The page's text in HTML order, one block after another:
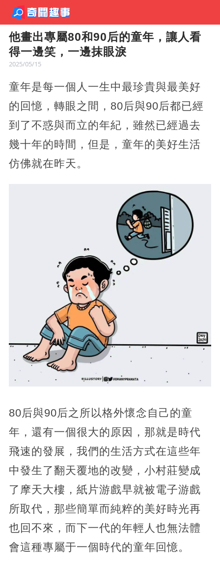
他畫出專屬80和90后的童年，讓人看
得一邊笑，一邊抹眼淚
2025/05/15
童年是每一個人一生中最珍貴與最美好
的回憶，轉眼之間，80后與90后都已經
到了不惑與而立的年紀，雖然已經過去
幾十年的時間，但是，童年的美好生活
仿佛就在昨天。
80后與90后之所以格外懷念自己的童
年，還有一個很大的原因，那就是時代
飛速的發展，我們的生活方式在這些年
中發生了翻天覆地的改變，小村莊變成
了摩天大樓，紙片游戲早就被電子游戲
所取代，那些簡單而純粹的美好時光再
也回不來，而下一代的年輕人也無法體
會這種專屬于一個時代的童年回憶。